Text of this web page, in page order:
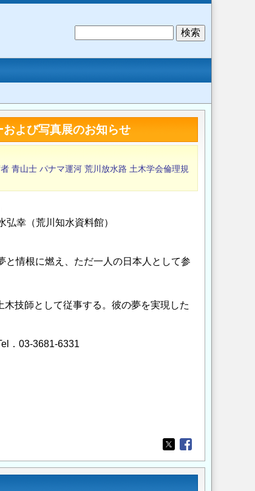
よび写真展のお知らせ
青山士 パナマ運河 荒川放水路 土木学会倫理規
（荒川知水資料館）
情根に燃え、ただ一人の日本人として参
技師として従事する。彼の夢を実現した
．03-3681-6331
Opens in a new
Opens in a new